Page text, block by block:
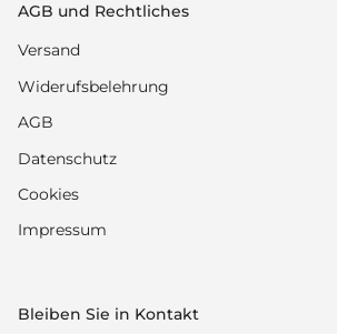
AGB und Rechtliches
Versand
Widerufsbelehrung
AGB
Datenschutz
Cookies
Impressum
Bleiben Sie in Kontakt